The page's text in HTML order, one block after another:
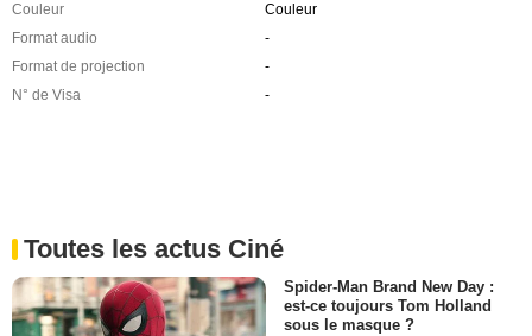
Couleur
Couleur
Format audio
-
Format de projection
-
N° de Visa
-
Toutes les actus Ciné
Spider-Man Brand New Day :
est-ce toujours Tom Holland
sous le masque ?